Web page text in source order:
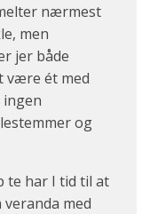
nærmest
men
jer både
være ét med
og
te har I tid til at
med